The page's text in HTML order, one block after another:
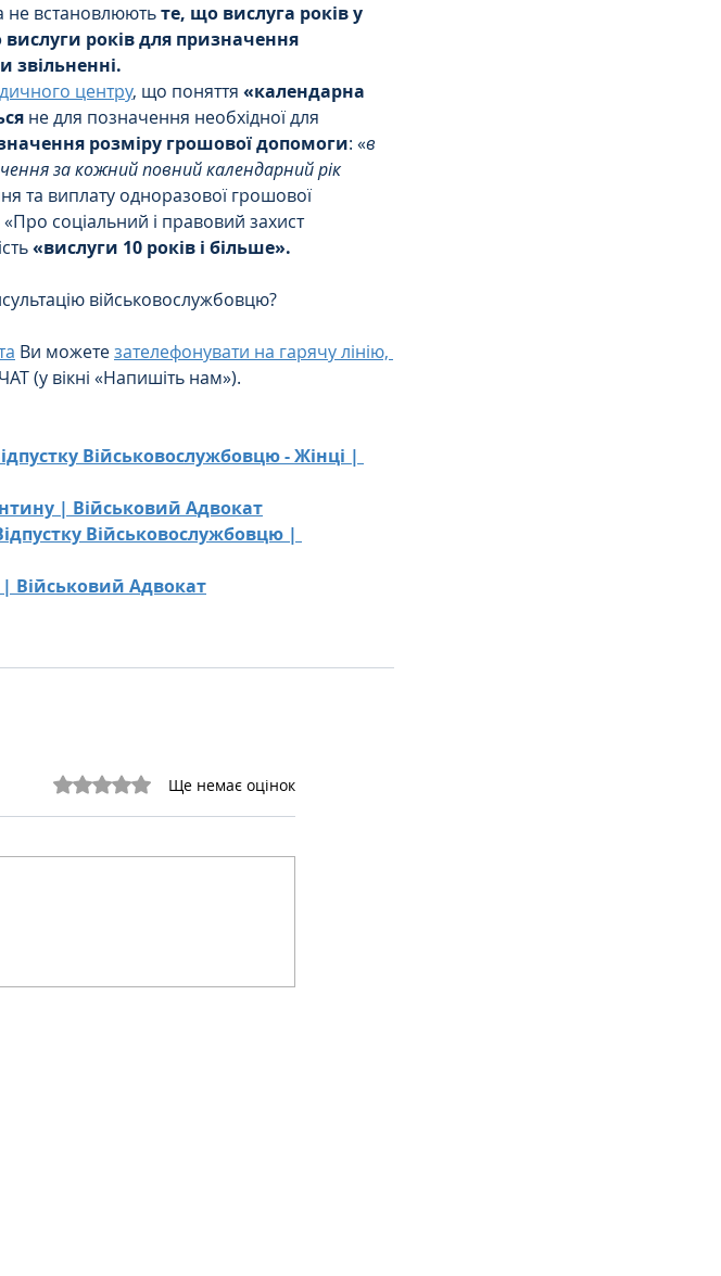
не встановлюють те, що вислуга років у
вислуги років для призначення
звільненні.
центру, що поняття «календарна
не для позначення необхідної для
розміру грошової допомоги: «в
за кожний повний календарний рік
та виплату одноразової грошової
«Про соціальний і правовий захист
«вислуги 10 років і більше».
військовослужбовцю?
Ви можете зателефонувати на гарячу лінію,
(у вікні «Напишіть нам»).
Військовослужбовцю - Жінці |
| Військовий Адвокат
Військовослужбовцю |
Військовий Адвокат
Оцінка: 0 з 5 зірок.Ще немає оцінок